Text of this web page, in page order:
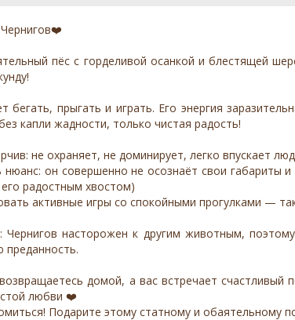
пёс с горделивой осанкой и блестящей
бегать, прыгать и играть. Его энергия
капли жадности, только чистая радость!
не охраняет, не доминирует, легко впускает
нюанс: он совершенно не осознаёт свои
радостным хвостом)
активные игры со спокойными прогулками —
Чернигов насторожен к другим животным,
преданность.
домой, а вас встречает
любви ❤️
Подарите этому статному и обаятельному